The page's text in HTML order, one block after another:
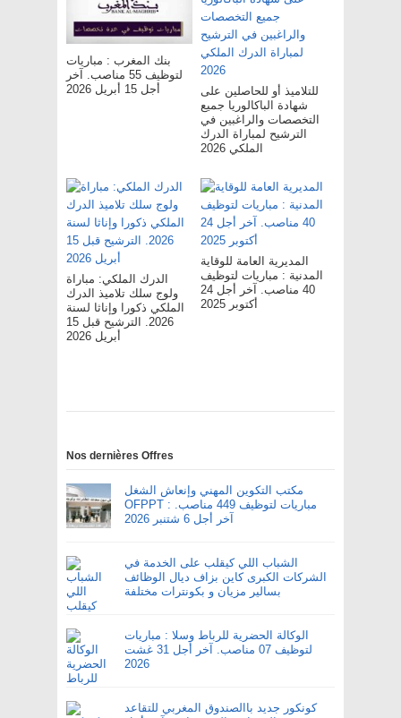
بنك المغرب : مباريات
لتوظيف 55 مناصب. آخر
أجل 15 أبريل 2026
للتلاميذ أو للحاصلين على
شهادة الباكالوريا جميع
التخصصات والراغبين في
الترشيح لمباراة الدرك
الملكي 2026
الدرك الملكي: مباراة
ولوج سلك تلاميذ الدرك
الملكي ذكورا وإناثا لسنة
2026. الترشيح قبل 15
أبريل 2026
المديرية العامة للوقاية
المدنية : مباريات لتوظيف
40 مناصب. آخر أجل 24
أكتوبر 2025
Nos dernières Offres
مكتب التكوين المهني وإنعاش الشغل
OFPPT : مباريات لتوظيف 449 مناصب.
آخر أجل 6 شتنبر 2026
الشباب اللي كيقلب على الخدمة في
الشركات الكبرى كاين بزاف ديال الوظائف
بسالير مزيان و بكونترات مختلفة
الوكالة الحضرية للرباط وسلا : مباريات
لتوظيف 07 مناصب. آخر أجل 31 غشت
2026
كونكور جديد باالصندوق المغربي للتقاعد